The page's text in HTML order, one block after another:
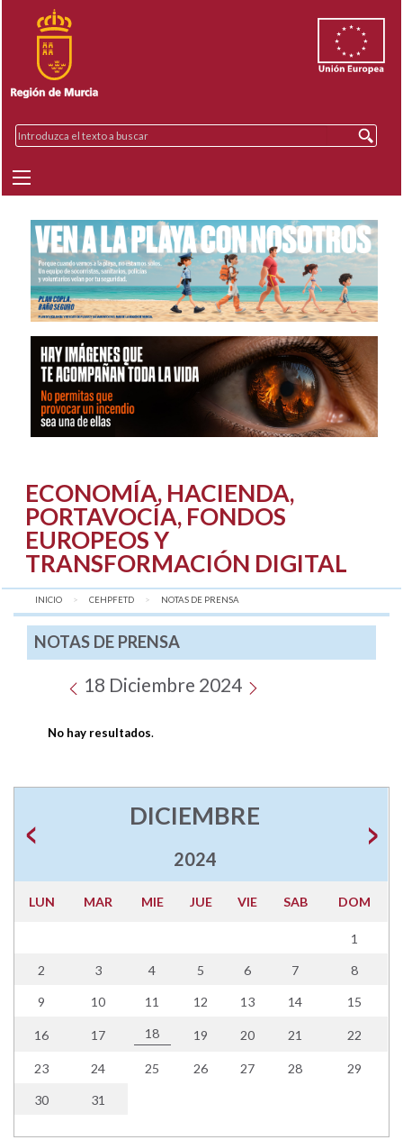
ECONOMÍA, HACIENDA,
PORTAVOCÍA, FONDOS
EUROPEOS Y
TRANSFORMACIÓN DIGITAL
INICIO CEHPFETD AQUÍ:
NOTAS DE PRENSA
NOTAS DE PRENSA
18 Diciembre 2024
No hay resultados.
DICIEMBRE
2024
LUN MAR MIE JUE VIE SAB DOM
1
2 3 4 5 6 7 8
9 10 11 12 13 14 15
16 17 18 19 20 21 22
23 24 25 26 27 28 29
30 31